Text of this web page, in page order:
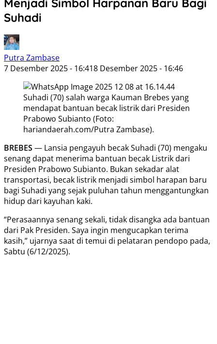
Suhadi
Putra Zambase
7 Desember 2025 - 16:418 Desember 2025 - 16:46
Suhadi (70) salah warga Kauman Brebes yang
mendapat bantuan becak listrik dari Presiden
Prabowo Subianto (Foto:
hariandaerah.com/Putra Zambase).
BREBES — Lansia pengayuh becak Suhadi (70) mengaku
senang dapat menerima bantuan becak Listrik dari
Presiden Prabowo Subianto. Bukan sekadar alat
transportasi, becak listrik menjadi simbol harapan baru
bagi Suhadi yang sejak puluhan tahun menggantungkan
hidup dari kayuhan kaki.
“Perasaannya senang sekali, tidak disangka ada bantuan
dari Pak Presiden. Saya ingin mengucapkan terima
kasih,” ujarnya saat di temui di pelataran pendopo pada,
Sabtu (6/12/2025).